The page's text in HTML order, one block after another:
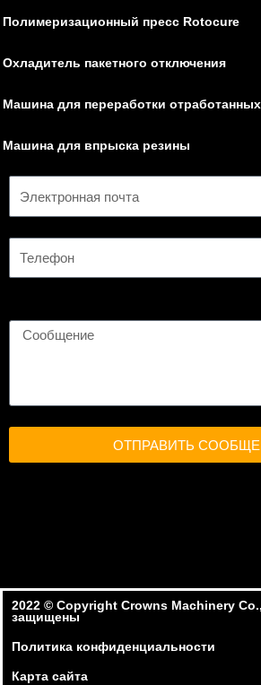
Полимеризационный пресс Rotocure
Охладитель пакетного отключения
Машина для переработки
Машина для впрыска резины
ОТПРАВИТЬ
2022 ©️ Copyright Crowns Machinery
защищены
Политика конфиденциальности
Карта сайта